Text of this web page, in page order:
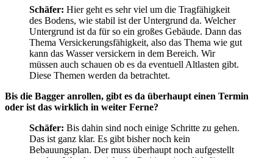
Schäfer: Hier geht es sehr viel um die Tragfähigkeit
des Bodens, wie stabil ist der Untergrund da. Welcher
Untergrund ist da für so ein großes Gebäude. Dann das
Thema Versickerungsfähigkeit, also das Thema wie gut
kann das Wasser versickern in dem Bereich. Wir
müssen auch schauen ob es da eventuell Altlasten gibt.
Diese Themen werden da betrachtet.
Bis die Bagger anrollen, gibt es da überhaupt einen Termin
oder ist das wirklich in weiter Ferne?
Schäfer: Bis dahin sind noch einige Schritte zu gehen.
Das ist ganz klar. Es gibt bisher noch kein
Bebauungsplan. Der muss überhaupt noch aufgestellt